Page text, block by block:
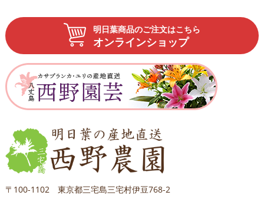
明日葉商品のご注文はこちら
オンラインショップ
〒100-1102 東京都三宅島三宅村伊豆768-2